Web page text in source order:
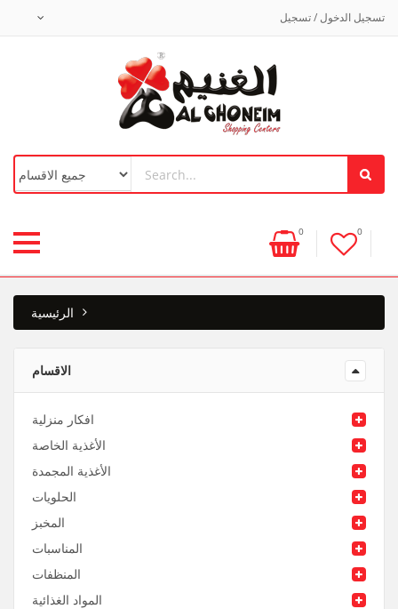
تسجيل الدخول / تسجيل
0 0
الرئيسية
الاقسام
افكار منزلية
الأغذية الخاصة
الأغذية المجمدة
الحلويات
المخبز
المناسبات
المنظفات
المواد الغذائية